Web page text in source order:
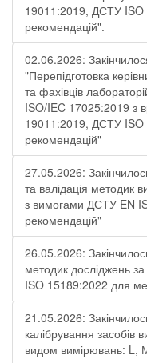
19011:2019, ДСТУ ISO
рекомендацій".
02.06.2026:
"Перепідготовка
та фахівців
ISO/IEC 17025:2019 з
19011:2019, ДСТУ
рекомендацій"
27.05.2026:
та валідація методик
з вимогами ДСТУ EN
рекомендацій"
26.05.2026:
методик досліджень
ISO 15189:2022 для
21.05.2026:
калібрування засобів
видом вимірювань: